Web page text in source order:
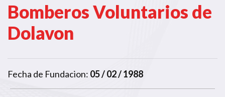
Bomberos Voluntarios de
Dolavon
Fecha de Fundacion: 05 / 02 / 1988